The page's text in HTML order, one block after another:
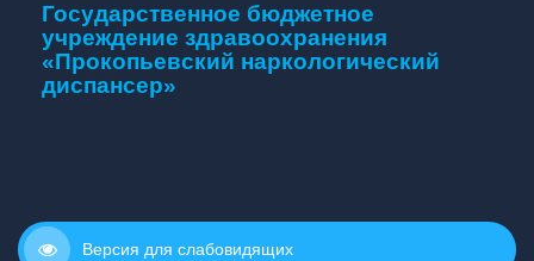
Государственное бюджетное
учреждение здравоохранения
«Прокопьевский наркологический
диспансер»
Версия для слабовидящих